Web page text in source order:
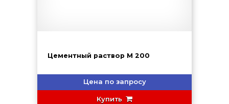
Цементный раствор М 200
Цена по запросу
Купить